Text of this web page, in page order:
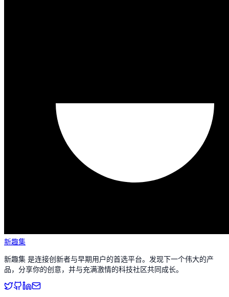
新趣集
新趣集 是连接创新者与早期用户的首选平台。发现下一个伟大的产
品，分享你的创意，并与充满激情的科技社区共同成长。